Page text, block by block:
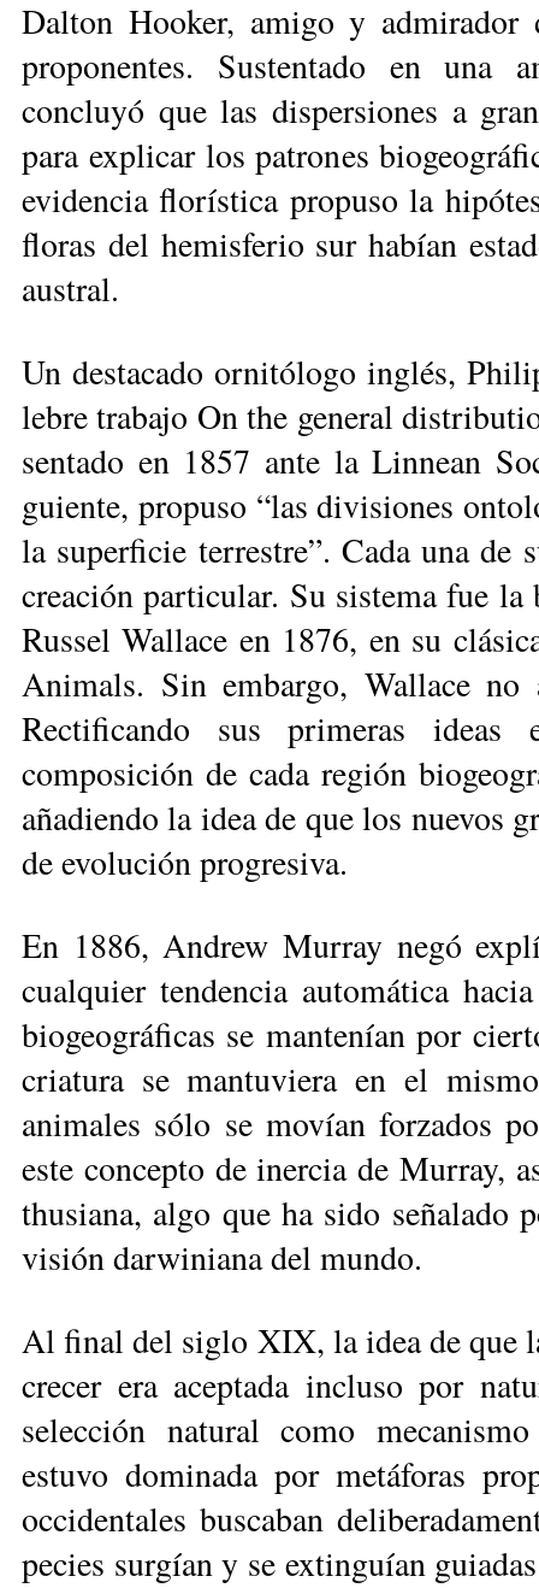
Dalton Hooker, amigo y
proponentes. Sustentado en una
concluyó que las dispersiones a
para explicar los patrones
evidencia florística propuso la
floras del hemisferio sur habían
austral.
Un destacado ornitólogo inglés,
lebre trabajo On the general
sentado en 1857 ante la Linnean
guiente, propuso “las divisiones
la superficie terrestre”. Cada una de
creación particular. Su sistema fue
Russel Wallace en 1876, en su
Animals. Sin embargo, Wallace
Rectificando sus primeras ideas
composición de cada región
añadiendo la idea de que los nuevos
de evolución progresiva.
En 1886, Andrew Murray negó
cualquier tendencia automática
biogeográficas se mantenían por
criatura se mantuviera en el
animales sólo se movían forzados
este concepto de inercia de Murray,
thusiana, algo que ha sido
visión dar­winiana del mundo.
Al final del siglo XIX, la idea de que
crecer era aceptada incluso por
selección natural como
estuvo dominada por metáforas
occidentales buscaban
pecies surgían y se extinguían